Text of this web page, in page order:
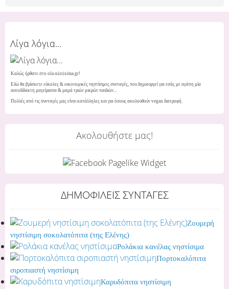
Λίγα λόγια...
Καλώς ήρθατε στο ola-nistisima.gr!
Εδώ θα βρίσκετε εύκολες & οικονομικές νηστίσιμες συνταγές, που δημιουργεί για εσάς με αγάπη μία
αυτοδίδακτη μαγείρισσα & μαμά τριών μικρών παιδιών...
Πολλές από τις συνταγές μας είναι κατάλληλες και για όσους ακολουθούν vegan διατροφή.
Ακολουθήστε μας!
ΔΗΜΟΦΙΛΕΙΣ ΣΥΝΤΑΓΕΣ
Ζουμερή
νηστίσιμη σοκολατόπιτα (της Ελένης)
Ρολάκια κανέλας νηστίσιμα
Πορτοκαλόπιτα
σιροπιαστή νηστίσιμη
Καρυδόπιτα νηστίσιμη